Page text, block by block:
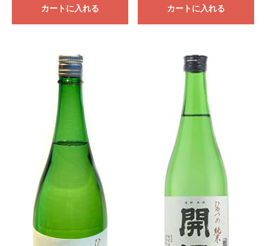
カートに入れる カートに入れる